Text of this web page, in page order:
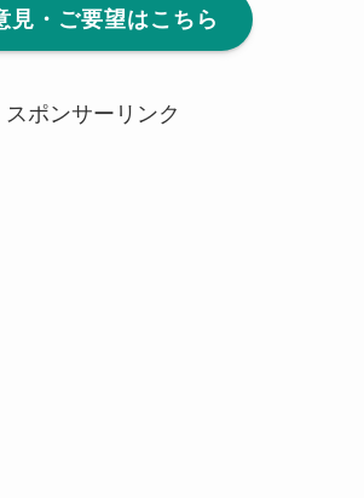
見・ご要望はこちら
スポンサーリンク